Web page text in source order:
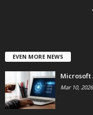
EVEN MORE NEWS
Microsoft
Mar 10, 2026